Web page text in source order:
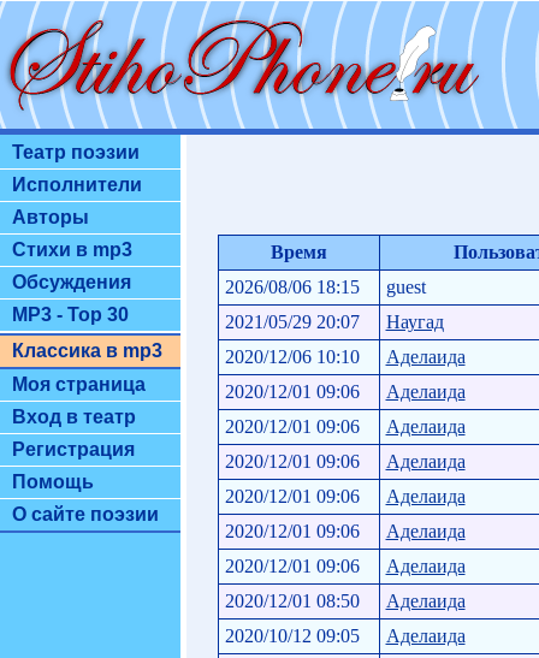
Театр поэзии
Исполнители
Авторы
Стихи в mp3
Обсуждения
MP3 - Top 30
Классика в mp3
Моя страница
Вход в театр
Регистрация
Помощь
О сайте поэзии
Время
2026/08/06 18:15
guest
2021/05/29 20:07
Наугад
2020/12/06 10:10
Аделаида
2020/12/01 09:06
Аделаида
2020/12/01 09:06
Аделаида
2020/12/01 09:06
Аделаида
2020/12/01 09:06
Аделаида
2020/12/01 09:06
Аделаида
2020/12/01 09:06
Аделаида
2020/12/01 08:50
Аделаида
2020/10/12 09:05
Аделаида